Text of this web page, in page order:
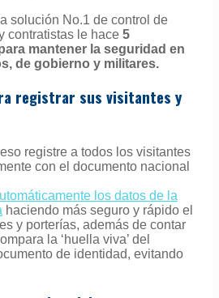
solución No.1 de control de
contratistas le hace 5
mantener la seguridad en
de gobierno y militares.
registrar sus visitantes y
registre a todos los visitantes
con el documento nacional
los datos de la
haciendo más seguro y rápido el
y porterías, además de contar
la ‘huella viva’ del
de identidad, evitando